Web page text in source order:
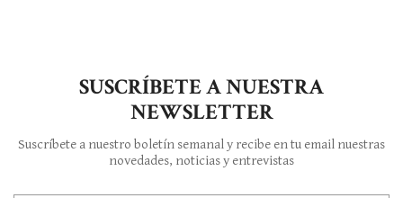
SUSCRÍBETE A NUESTRA
NEWSLETTER
Suscríbete a nuestro boletín semanal y recibe en tu email nuestras
novedades, noticias y entrevistas